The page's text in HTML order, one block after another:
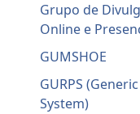
Grupo de
Online e
GUMSHOE
GURPS
System)